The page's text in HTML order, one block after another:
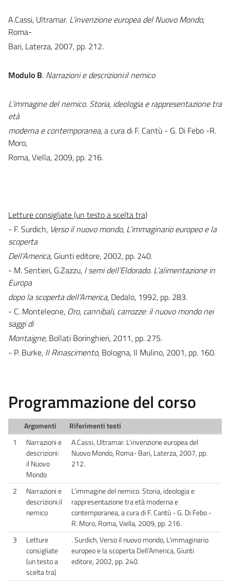
A.Cassi, Ultramar. L’invenzione europea del Nuovo Mondo,
Roma-
Bari, Laterza, 2007, pp. 212.
Modulo B. Narrazioni e descrizioni:il nemico
L’immagine del nemico. Storia, ideologia e rappresentazione tra
età
moderna e contemporanea, a cura di F. Cantù - G. Di Febo -R.
Moro,
Roma, Viella, 2009, pp. 216.
Letture consigliate (un testo a scelta tra)
- F. Surdich, Verso il nuovo mondo, L’immaginario europeo e la
scoperta
Dell’America, Giunti editore, 2002, pp. 240.
- M. Sentieri, G.Zazzu, I semi dell’Eldorado. L’alimentazione in
Europa
dopo la scoperta dell’America, Dedalo, 1992, pp. 283.
- C. Monteleone, Oro, cannibali, carrozze: il nuovo mondo nei
saggi di
Montaigne, Bollati Boringhieri, 2011, pp. 275.
- P. Burke, Il Rinascimento, Bologna, Il Mulino, 2001, pp. 160.
Programmazione del corso
Argomenti
Riferimenti testi
1
Narrazioni e
descrizioni:
il Nuovo
Mondo
A.Cassi, Ultramar. L’invenzione europea del
Nuovo Mondo, Roma- Bari, Laterza, 2007, pp.
212.
2
Narrazioni e
descrizioni:il
nemico
L’immagine del nemico. Storia, ideologia e
rappresentazione tra età moderna e
contemporanea, a cura di F. Cantù - G. Di Febo -
R. Moro, Roma, Viella, 2009, pp. 216.
3
Letture
consigliate
(un testo a
scelta tra)
. Surdich, Verso il nuovo mondo, L’immaginario
europeo e la scoperta Dell’America, Giunti
editore, 2002, pp. 240.